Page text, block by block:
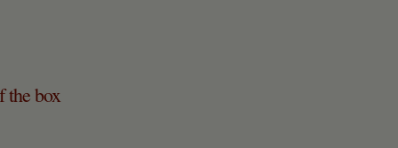
the box